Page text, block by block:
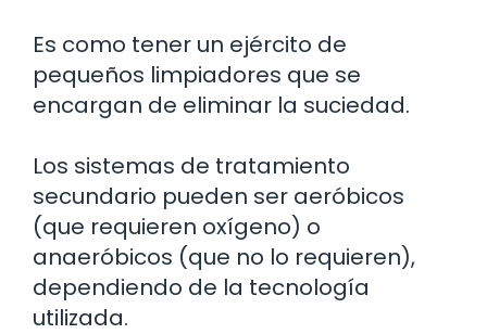
Es como tener un ejército de
pequeños limpiadores que se
encargan de eliminar la suciedad.
Los sistemas de tratamiento
secundario pueden ser aeróbicos
(que requieren oxígeno) o
anaeróbicos (que no lo requieren),
dependiendo de la tecnología
utilizada.